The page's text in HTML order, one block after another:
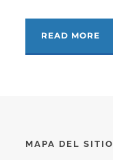
READ MORE
MAPA DEL SITIO